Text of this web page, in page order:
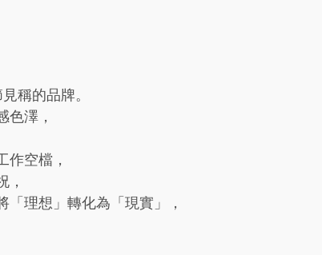
稱的品牌。
色澤，
空檔，
，
理想」轉化為「現實」，